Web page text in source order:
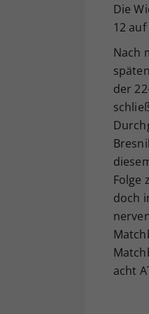
Die
12
Nach
der
Folge
doch
acht